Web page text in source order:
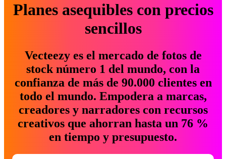
Planes asequibles con precios
sencillos
Vecteezy es el mercado de fotos de
stock número 1 del mundo, con la
confianza de más de 90.000 clientes en
todo el mundo. Empodera a marcas,
creadores y narradores con recursos
creativos que ahorran hasta un 76 %
en tiempo y presupuesto.